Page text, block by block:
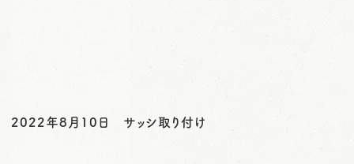
2022年8月10日 サッシ取り付け